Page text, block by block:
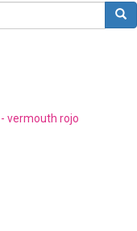
- vermouth rojo